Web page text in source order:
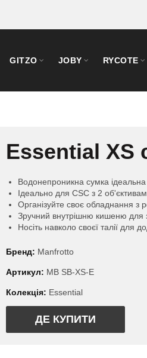
GITZO JOBY RYCOTE
Essential XS
Водонепроникна сумка
Ідеально для CSC з 2
Організуйте своє обладнання з
Зручний внутрішню кишеню для
Носіть навколо своєї талії для
Бренд: Manfrotto
Артикул: MB SB-XS-E
Колекція: Essential
ДЕ КУПИТИ